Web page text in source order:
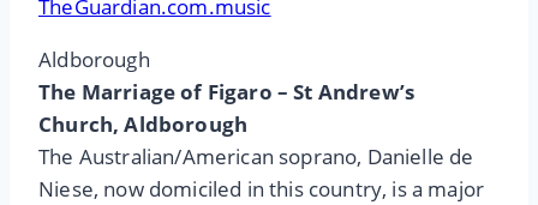
TheGuardian.com.music
Aldborough
The Marriage of Figaro – St Andrew’s
Church, Aldborough
The Australian/American soprano, Danielle de
Niese, now domiciled in this country, is a major